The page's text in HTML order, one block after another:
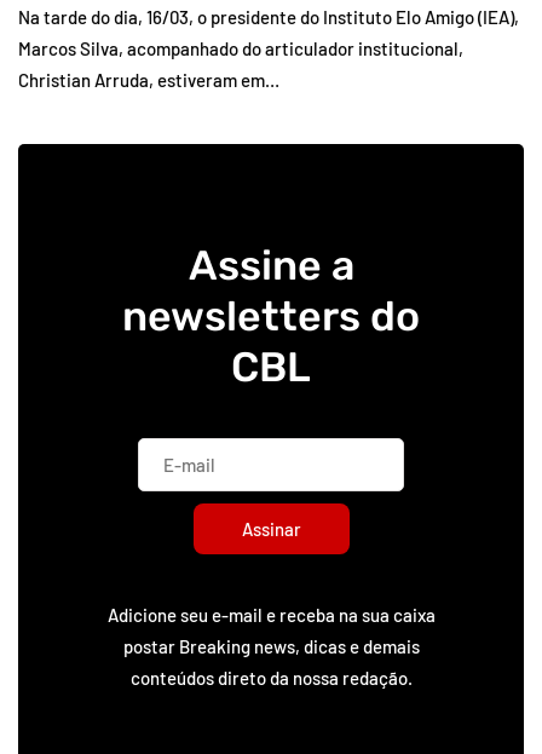
Na tarde do dia, 16/03, o presidente do Instituto Elo Amigo (IEA),
Marcos Silva, acompanhado do articulador institucional,
Christian Arruda, estiveram em…
Assine a
newsletters do
CBL
Assinar
Adicione seu e-mail e receba na sua caixa
postar Breaking news, dicas e demais
conteúdos direto da nossa redação.